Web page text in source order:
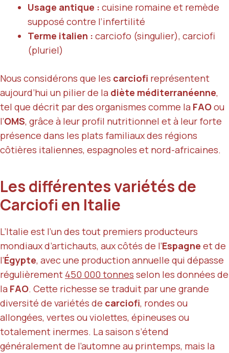
Usage antique : cuisine romaine et remède
supposé contre l’infertilité
Terme italien : carciofo (singulier), carciofi
(pluriel)
Nous considérons que les carciofi représentent
aujourd’hui un pilier de la diète méditerranéenne,
tel que décrit par des organismes comme la FAOou
l’OMS, grâce à leur profil nutritionnel et à leur forte
présence dans les plats familiaux des régions
côtières italiennes, espagnoles et nord-africaines.
Les différentes variétés de
Carciofi en Italie
L’Italie est l’un des tout premiers producteurs
mondiaux d’artichauts, aux côtés de l’Espagne et de
l’Égypte, avec une production annuelle qui dépasse
régulièrement 450 000 tonnes selon les données de
la FAO. Cette richesse se traduit par une grande
diversité de variétés de carciofi, rondes ou
allongées, vertes ou violettes, épineuses ou
totalement inermes. La saison s’étend
généralement de l’automne au printemps, mais la